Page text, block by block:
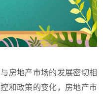
地产市场的发展密切相
和政策的变化，房地产市